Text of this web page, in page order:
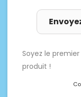
Soyez le
produit !